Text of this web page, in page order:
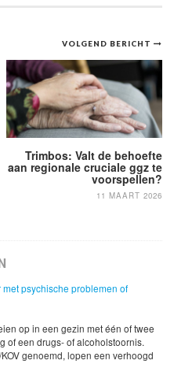
VOLGEND BERICHT
Trimbos: Valt de behoefte
aan regionale cruciale ggz te
voorspellen?
11 MAART 2026
psychische problemen of
op in een gezin met één of twee
of een drugs- of alcoholstoornis.
genoemd, lopen een verhoogd